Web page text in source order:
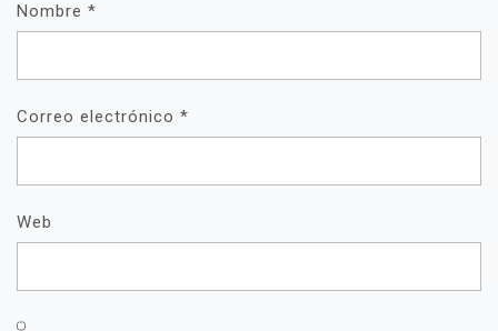
Nombre *
Correo electrónico *
Web